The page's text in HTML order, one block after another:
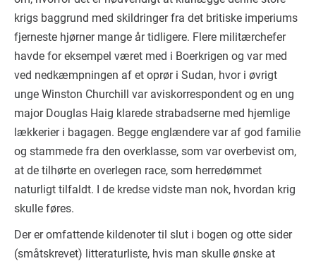
krigs baggrund med skildringer fra det britiske imperiums
fjerneste hjørner mange år tidligere. Flere militærchefer
havde for eksempel været med i Boerkrigen og var med
ved nedkæmpningen af et oprør i Sudan, hvor i øvrigt
unge Winston Churchill var aviskorrespondent og en ung
major Douglas Haig klarede strabadserne med hjemlige
lækkerier i bagagen. Begge englændere var af god familie
og stammede fra den overklasse, som var overbevist om,
at de tilhørte en overlegen race, som herredømmet
naturligt tilfaldt. I de kredse vidste man nok, hvordan krig
skulle føres.
Der er omfattende kildenoter til slut i bogen og otte sider
(småtskrevet) litteraturliste, hvis man skulle ønske at